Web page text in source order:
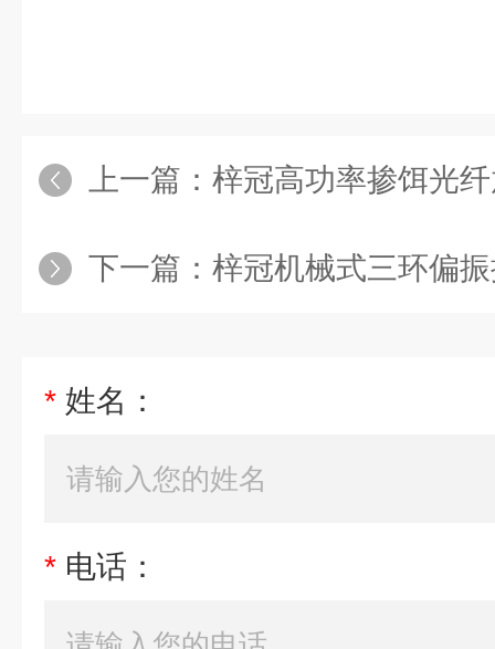
上一篇： 梓冠高功率掺饵光
下一篇： 梓冠机械式三环偏振控
* 姓名：
* 电话：